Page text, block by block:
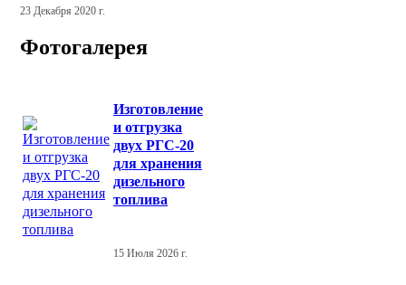
23 Декабря 2020 г.
Фотогалерея
Изготовление
и отгрузка
двух РГС-20
для хранения
дизельного
топлива
15 Июля 2026 г.